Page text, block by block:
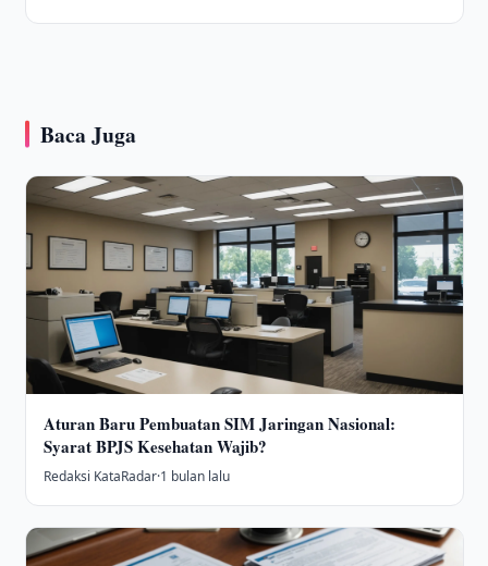
Baca Juga
Aturan Baru Pembuatan SIM Jaringan Nasional:
Syarat BPJS Kesehatan Wajib?
Redaksi KataRadar·1 bulan lalu